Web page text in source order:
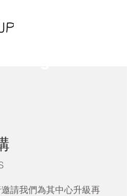
請我們為其中心升級再